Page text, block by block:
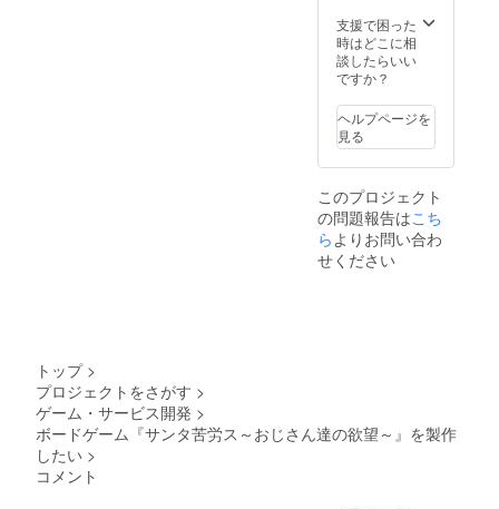
ドにさ
せてい
ただき
ます。
に必ず
備考欄
にご希
望のお
ご記入
くださ
い。記
入がな
い場合
を使用
させて
支援で困った
時はどこに相
談したらいい
ですか？
ヘルプページを
見る
このプロジェクト
の問題報告はこち
らよりお問い合わ
せください
トップ >
プロジェクトをさがす >
ゲーム・サービス開発 >
ボードゲーム『サンタ苦労ス～おじさん達の欲望～』を製作
したい >
コメント